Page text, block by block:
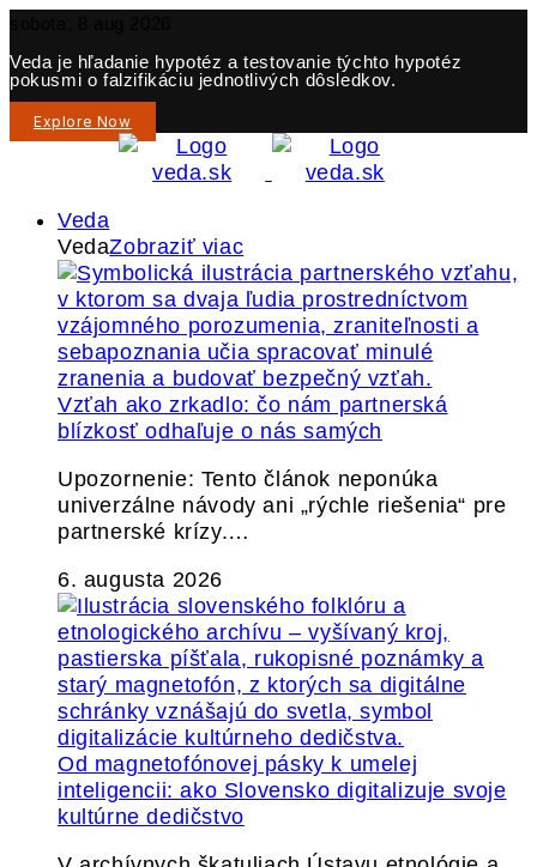
Veda je hľadanie hypotéz a testovanie týchto hypotéz
pokusmi o falzifikáciu jednotlivých dôsledkov.
Explore Now
Veda
VedaZobraziť viac
Vzťah ako zrkadlo: čo nám partnerská
blízkosť odhaľuje o nás samých
Upozornenie: Tento článok neponúka
univerzálne návody ani „rýchle riešenia“ pre
partnerské krízy.…
6. augusta 2026
Od magnetofónovej pásky k umelej
inteligencii: ako Slovensko digitalizuje svoje
kultúrne dedičstvo